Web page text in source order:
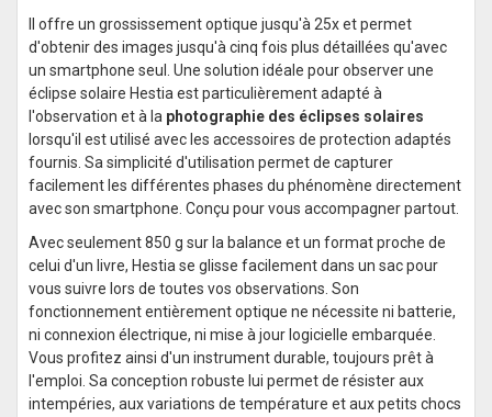
Il offre un grossissement optique jusqu'à 25x et permet
d'obtenir des images jusqu'à cinq fois plus détaillées qu'avec
un smartphone seul. Une solution idéale pour observer une
éclipse solaire Hestia est particulièrement adapté à
l'observation et à la photographie des éclipses solaires
lorsqu'il est utilisé avec les accessoires de protection adaptés
fournis. Sa simplicité d'utilisation permet de capturer
facilement les différentes phases du phénomène directement
avec son smartphone. Conçu pour vous accompagner partout.
Avec seulement 850 g sur la balance et un format proche de
celui d'un livre, Hestia se glisse facilement dans un sac pour
vous suivre lors de toutes vos observations. Son
fonctionnement entièrement optique ne nécessite ni batterie,
ni connexion électrique, ni mise à jour logicielle embarquée.
Vous profitez ainsi d'un instrument durable, toujours prêt à
l'emploi. Sa conception robuste lui permet de résister aux
intempéries, aux variations de température et aux petits chocs